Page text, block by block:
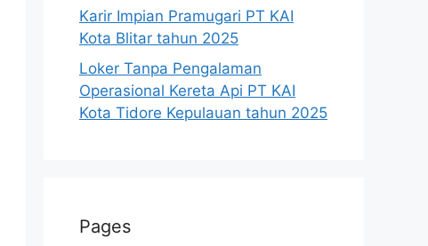
Karir Impian Pramugari PT KAI
Kota Blitar tahun 2025
Loker Tanpa Pengalaman
Operasional Kereta Api PT KAI
Kota Tidore Kepulauan tahun 2025
Pages